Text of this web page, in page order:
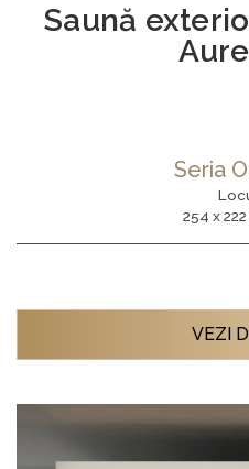
Saună
Seria
254 x
VEZI